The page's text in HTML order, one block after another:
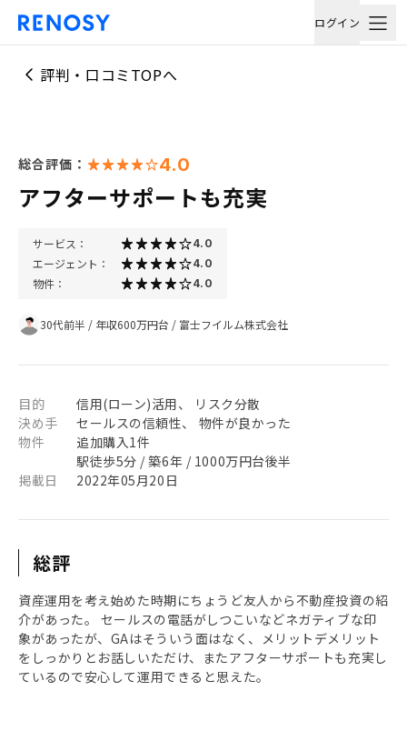
ログイン
評判・口コミTOPへ
総合評価： 4.0
アフターサポートも充実
サービス： 4.0
エージェント： 4.0
物件： 4.0
30代前半 / 年収600万円台 / 富士フイルム株式会社
目的
信用(ローン)活用、 リスク分散
決め手
セールスの信頼性、 物件が良かった
物件
追加購入1件
駅徒歩5分 / 築6年 / 1000万円台後半
掲載日
2022年05月20日
総評
資産運用を考え始めた時期にちょうど友人から不動産投資の紹
介があった。 セールスの電話がしつこいなどネガティブな印
象があったが、GAはそういう面はなく、メリットデメリット
をしっかりとお話しいただけ、またアフターサポートも充実し
ているので安心して運用できると思えた。